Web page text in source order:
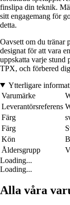
finslipa din teknik.
sitt engagemang för
detta.
Oavsett om du tränar
designat för att vara
uppskatta varje stund
TPX, och förbered
Ytterligare
Varumärke
Leverantörsreferens
Färg
Färg
Kön
Åldersgrupp
Loading...
Loading...
Alla våra